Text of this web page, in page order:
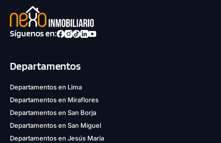
Síguenos en:
Departamentos
Departamentos en Lima
Departamentos en Miraflores
Departamentos en San Borja
Departamentos en San Miguel
Departamentos en Jesús María